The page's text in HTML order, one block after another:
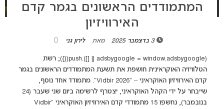
המתמודדים הראשונים בגמר קדם
האירוויזיון
3 בדצמבר 2025 מאת לירון גני
(adsbygoogle = window.adsbygoogle || []).push({}); רשת
הטלוויזיה האוקראינית חושפת את תשעת המתמודדים הראשונים בגמר
קדם האירוויזיון האוקראיני – “Vidbir 2026”. מתמודד אחד נוסף,
שייבחר על ידי הקהל האוקראיני, יצטרף לרשימה ביום שני שעבר (24
בנובמבר), נחשפו 15 מתמודדי קדם האירוויזיון האוקראיני "Vidbir